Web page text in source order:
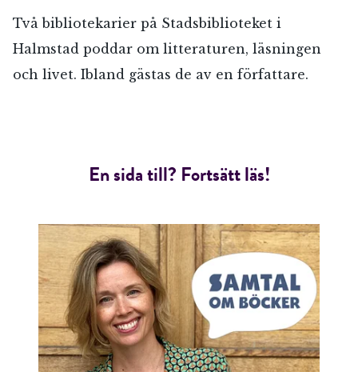
Jag accepterar villkoren.
RÖSTA
Två bibliotekarier på Stadsbiblioteket i
Halmstad poddar om litteraturen, läsningen
och livet. Ibland gästas de av en författare.
En sida till? Fortsätt läs!